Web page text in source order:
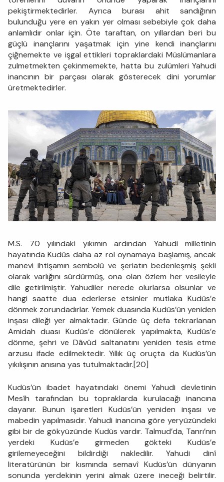
pekiştirmektedirler. Ayrıca burası ahit sandığının
bulunduğu yere en yakın yer olması sebebiyle çok daha
anlamlıdır onlar için. Öte taraftan, on yıllardan beri bu
güçlü inançlarını yaşatmak için yine kendi inançlarını
çiğnemekte ve işgal ettikleri topraklardaki Müslümanlara
zulmetmekten çekinmemekte, hatta bu zulümleri Yahudi
inancının bir parçası olarak gösterecek dini yorumlar
üretmektedirler.
M.S. 70 yılındaki yıkımın ardından Yahudi milletinin
hayatında Kudüs daha az rol oynamaya başlamış, ancak
manevi ihtişamın sembolü ve şeriatın bedenleşmiş şekli
olarak varlığını sürdürmüş, ona olan özlem her vesileyle
dile getirilmiştir. Yahudiler nerede olurlarsa olsunlar ve
hangi saatte dua ederlerse etsinler mutlaka Kudüs’e
dönmek zorundadırlar. Yemek duasında Kudüs’ün yeniden
inşası dileği yer almaktadır. Günde üç defa tekrarlanan
Amidah duası Kudüs’e dönülerek yapılmakta, Kudüs’e
dönme, şehri ve Dâvûd saltanatını yeniden tesis etme
arzusu ifade edilmektedir. Yıllık üç oruçta da Kudüs’ün
yıkılışının anısına yas tutulmaktadır.[20]
Kudüs’ün ibadet hayatındaki önemi Yahudi devletinin
Mesîh tarafından bu topraklarda kurulacağı inancına
dayanır. Bunun işaretleri Kudüs’ün yeniden inşası ve
mabedin yapılmasıdır. Yahudi inancına göre yeryüzündeki
gibi bir de gökyüzünde Kudüs vardır. Talmud’da, Tanrı’nın
yerdeki Kudüs’e girmeden gökteki Kudüs’e
girilemeyeceğini bildirdiği nakledilir. Yahudi dinî
literatürünün bir kısmında semavî Kudüs’ün dünyanın
sonunda yerdekinin yerini almak üzere ineceği belirtilir.